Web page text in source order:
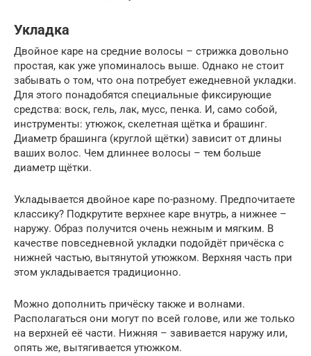
Укладка
Двойное каре на средние волосы – стрижка довольно
простая, как уже упоминалось выше. Однако не стоит
забывать о том, что она потребует ежедневной укладки.
Для этого понадобятся специальные фиксирующие
средства: воск, гель, лак, мусс, пенка. И, само собой,
инструменты: утюжок, скелетная щётка и брашинг.
Диаметр брашинга (круглой щётки) зависит от длины
ваших волос. Чем длиннее волосы – тем больше
диаметр щётки.
Укладывается двойное каре по-разному. Предпочитаете
классику? Подкрутите верхнее каре внутрь, а нижнее –
наружу. Образ получится очень нежным и мягким. В
качестве повседневной укладки подойдёт причёска с
нижней частью, вытянутой утюжком. Верхняя часть при
этом укладывается традиционно.
Можно дополнить причёску также и волнами.
Располагаться они могут по всей голове, или же только
на верхней её части. Нижняя – завивается наружу или,
опять же, вытягивается утюжком.